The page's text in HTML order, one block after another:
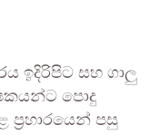
ඉදිරිපිට සහ ගාලු
පොදු
පසු